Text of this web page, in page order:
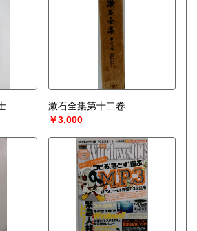
漱石全集第十二卷
￥3,000